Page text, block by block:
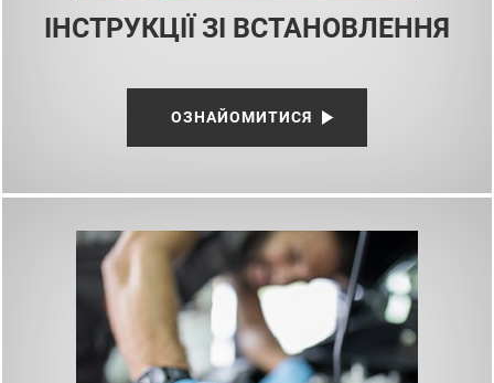
ІНСТРУКЦІЇ ЗІ ВСТАНОВЛЕННЯ
ОЗНАЙОМИТИСЯ